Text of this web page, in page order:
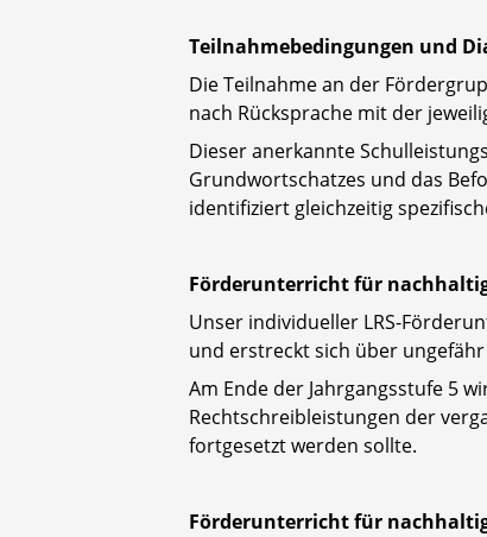
Teilnahmebedingungen und
Die Teilnahme an der
nach Rücksprache mit der
Dieser anerkannte
Grundwortschatzes und das
identifiziert gleichzeitig
Förderunterricht für
Unser individueller LRS-
und erstreckt sich über
Am Ende der Jahrgangsstufe 5
Rechtschreibleistungen der
fortgesetzt werden sollte.
Förderunterricht für